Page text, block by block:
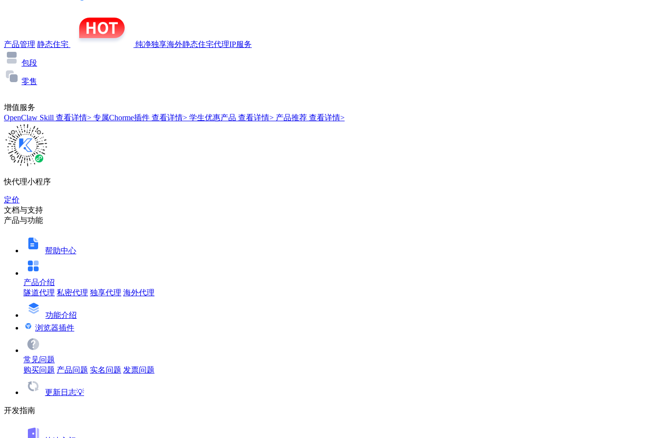
产品管理 静态住宅 纯净独享海外静态住宅代理IP服务
包段
零售
增值服务
OpenClaw Skill 查看详情> 专属Chorme插件 查看详情> 学生优惠产品 查看详情> 产品推荐 查看详情>
快代理小程序
定价
文档与支持
产品与功能
帮助中心
产品介绍
隧道代理 私密代理 独享代理 海外代理
功能介绍
浏览器插件
常见问题
购买问题 产品问题 实名问题 发票问题
更新日志💡
开发指南